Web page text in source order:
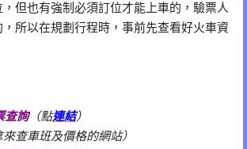
但也有強制必須訂位才能上車的，驗票人
，所以在規劃行程時，事前先查看好火車資
查詢（點連結）
來查車班及價格的網站）